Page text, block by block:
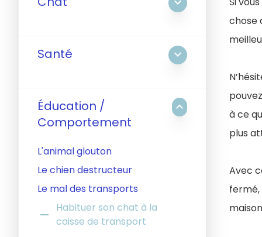
Santé expand_more
Éducation /
Comportement
expand_less
L'animal glouton
Le chien destructeur
Le mal des transports
remove
Habituer son chat à la
caisse de transport
chose
à ce
plus
Avec
fermé,